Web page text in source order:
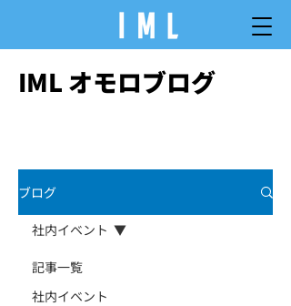
IML オモロブログ
ブログ
記事一覧
社内イベント
社内イベント